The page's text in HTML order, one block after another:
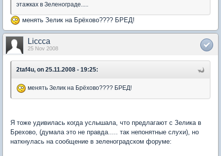
этажках в Зеленограде.....
менять Зелик на Брёхово???? БРЕД!
Liccca
25 Nov 2008
2taf4u, on 25.11.2008 - 19:25:
менять Зелик на Брёхово???? БРЕД!
Я тоже удивилась когда услышала, что предлагают с Зелика в
Брехово, (думала это не правда..... так непонятные слухи), но
наткнулась на сообщение в зеленоградском форуме: